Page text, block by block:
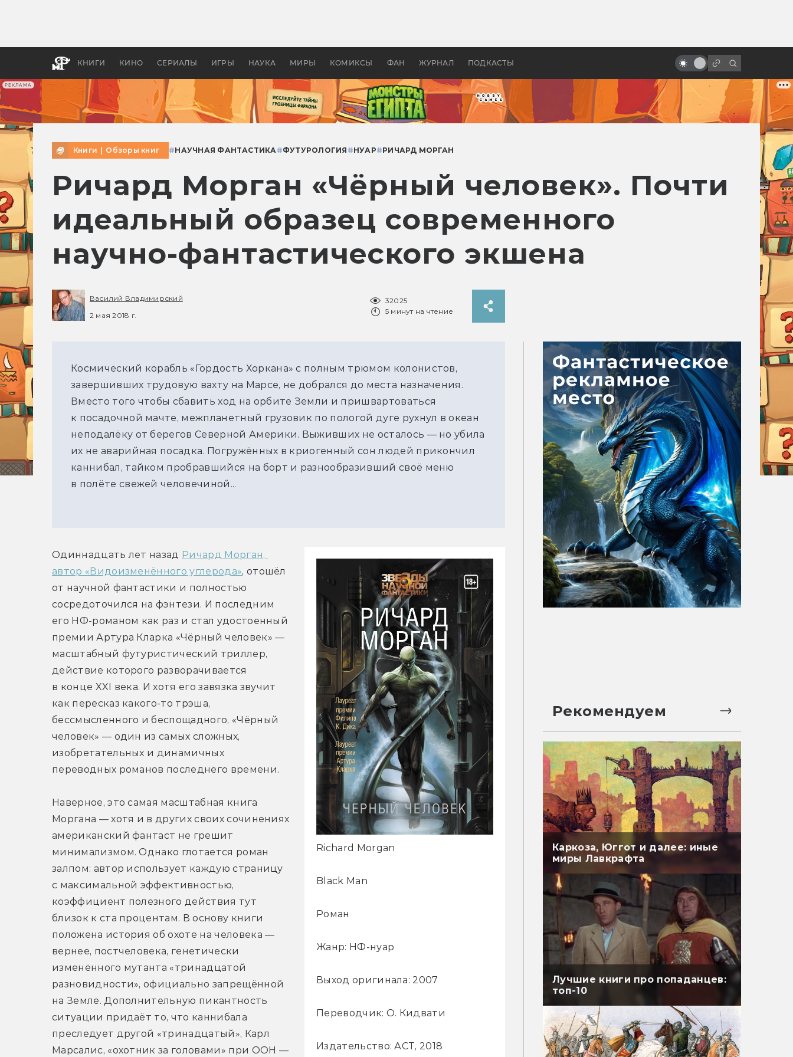
РЕКЛАМА
КНИГИ КИНО СЕРИАЛЫ ИГРЫ НАУКА МИРЫ КОМИКСЫ ФАН ЖУРНАЛ ПОДКАСТЫ
апокалипсис, в России —
бы «Властелина колец»
раз, чем Шон Бин
Книги Обзоры книг #НАУЧНАЯ ФАНТАСТИКА#ФУТУРОЛОГИЯ #НУАР#РИЧАРД МОРГАН
Ричард Морган «Чёрный человек». Почти
идеальный образец современного
научно-фантастического экшена
Василий Владимирский
2 мая 2018 г.
32025
5 минут на чтение
Космический корабль «Гордость Хоркана» с полным трюмом колонистов,
завершивших трудовую вахту на Марсе, не добрался до места назначения.
Вместо того чтобы сбавить ход на орбите Земли и пришвартоваться
к посадочной мачте, межпланетный грузовик по пологой дуге рухнул в океан
неподалёку от берегов Северной Америки. Выживших не осталось — но убила
их не аварийная посадка. Погружённых в криогенный сон людей прикончил
каннибал, тайком пробравшийся на борт и разнообразивший своё меню
в полёте свежей человечиной...
Richard Morgan
Black Man
Роман
Жанр: НФ-нуар
Выход оригинала: 2007
Переводчик: О. Кидвати
Издательство: АСТ, 2018
Одиннадцать лет назад Ричард Морган,
автор «Видоизменённого углерода», отошёл
от научной фантастики и полностью
сосредоточился на фэнтези. И последним
его НФ-романом как раз и стал удостоенный
премии Артура Кларка «Чёрный человек» —
масштабный футуристический триллер,
действие которого разворачивается
в конце XXI века. И хотя его завязка звучит
как пересказ какого-то трэша,
бессмысленного и беспощадного, «Чёрный
человек» — один из самых сложных,
изобретательных и динамичных
переводных романов последнего времени.
Наверное, это самая масштабная книга
Моргана — хотя и в других своих сочинениях
американский фантаст не грешит
минимализмом. Однако глотается роман
залпом: автор использует каждую страницу
с максимальной эффективностью,
коэффициент полезного действия тут
близок к ста процентам. В основу книги
положена история об охоте на человека —
вернее, постчеловека, генетически
изменённого мутанта «тринадцатой
разновидности», официально запрещённой
на Земле. Дополнительную пикантность
ситуации придаёт то, что каннибала
преследует другой «тринадцатый», Карл
Марсалис, «охотник за головами» при ООН —
Рекомендуем
Каркоза, Юггот и далее: иные
миры Лавкрафта
Лучшие книги про попаданцев:
топ-10